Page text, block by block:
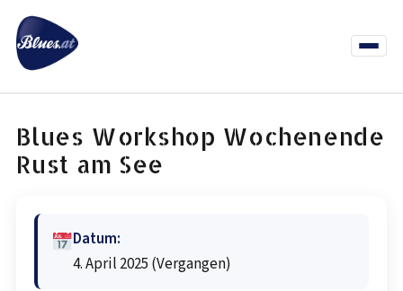
Inhalt
springen
Menü
Blues Workshop Wochenende
Rust am See
Datum:
4. April 2025 (Vergangen)